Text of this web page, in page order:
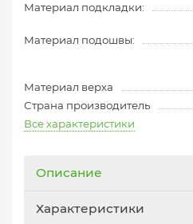
Материал подкладки:
Материал подошвы:
Материал верха
Страна производитель
Все характеристики
Описание
Характеристики